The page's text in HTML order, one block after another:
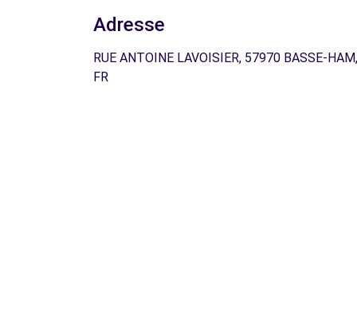
Adresse
RUE ANTOINE LAVOISIER, 57970 BASSE-HAM,
FR